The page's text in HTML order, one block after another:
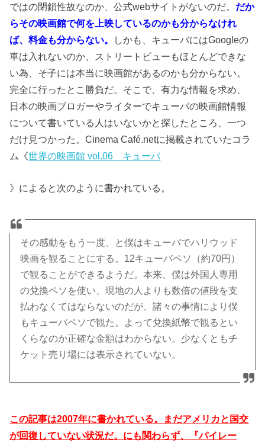
ではの閉鎖性故なのか、公式webサイトがないのだ。 だか
らその映画館で何を上映しているのかも分からなけれ
ば、料金も分からない。
しかも、キューバにはGoogleの
車は入れないのか、ストリートビューもほとんどできな
い為、そ子には本当に映画館があるのかも分からない。
完全に行ったとこ勝負だ。そこで、有力な情報を求め、
日本の映画ブロガーやライターでキューバの映画館情報
について書いている人はいないかと探したところ、一つ
だけ見つかった。Cinema Café.netに掲載されていたコラ
ム《世界の映画館 vol.06 キューバ
》によると次のように書かれている。
その感動をもう一度、と僕はキューバでハリウッド
映画を観ることにする。12キューバペソ（約70円）
で観ることができるようだ。本来、僕は外国人専用
の兌換ペソを使い、現地の人よりも数倍の値段を支
払わなくてはならないのだが、諸々の事情により僕
もキューバペソで観た。よって兌換紙幣で観るとい
くらなのか正確な金額はわからない。少なくともチ
ケット売り場には表示されていない。
この記事は2007年に書かれている。まだアメリカと国交
が回復していない状況だ。にも関わらず、『パイレー